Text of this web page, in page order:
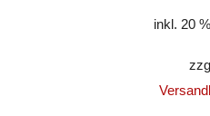
inkl. 20